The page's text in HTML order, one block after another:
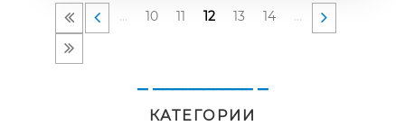
„Европас во училница“
… 10 11 12 13 14 …
_ __________ _
КАТЕГОРИИ